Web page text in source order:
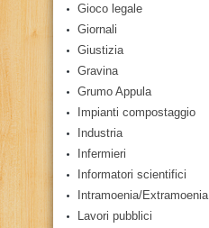
Gioco legale
Giornali
Giustizia
Gravina
Grumo Appula
Impianti compostaggio
Industria
Infermieri
Informatori scientifici
Intramoenia/Extramoenia
Lavori pubblici